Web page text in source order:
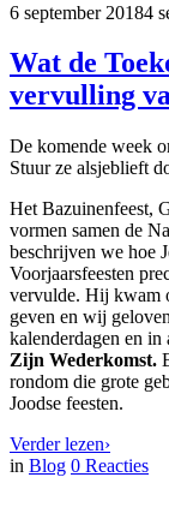
6 september 20184
Wat de
vervulling
De komende week
Stuur ze alsjeblieft
Het Bazuinenfeest,
vormen samen de
beschrijven we hoe
Voorjaarsfeesten
vervulde. Hij kwam
geven en wij
kalenderdagen en
Zijn Wederkomst.
rondom die grote
Joodse feesten.
Verder lezen›
in Blog 0 Reacties